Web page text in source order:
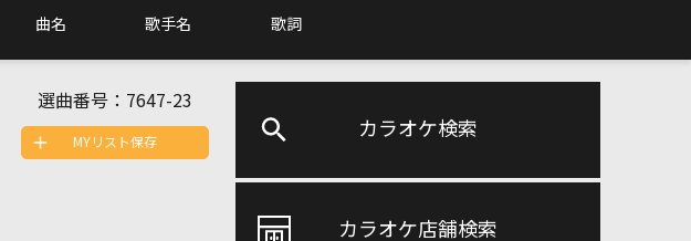
曲名 歌手名 歌詞
カラオケ検索
カラオケ店舗検索
選曲番号： 7647-23
MYリスト保存